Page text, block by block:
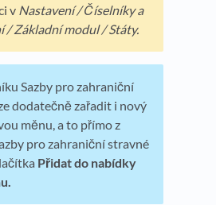
v Nastavení / Číselníky a
/ Základní modul / Státy.
Sazby pro zahraniční
dodatečně zařadit i nový
měnu, a to přímo z
pro zahraniční stravné
Přidat do nabídky